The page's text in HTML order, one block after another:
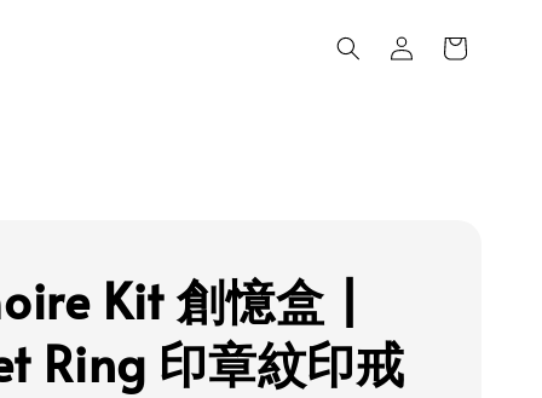
Kit 創憶盒 |
Ring 印章紋印戒